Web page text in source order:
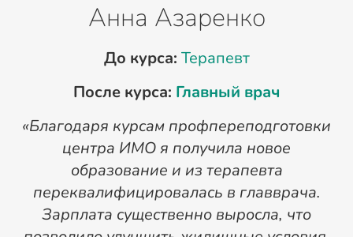
Анна Азаренко
До курса: Терапевт
После курса: Главный врач
«Благодаря курсам профпереподготовки
центра ИМО я получила новое
образование и из терапевта
переквалифицировалась в главврача.
Зарплата существенно выросла, что